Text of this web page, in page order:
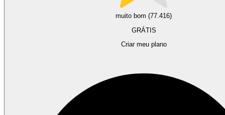
muito bom (77.416)
GRÁTIS
Criar meu plano